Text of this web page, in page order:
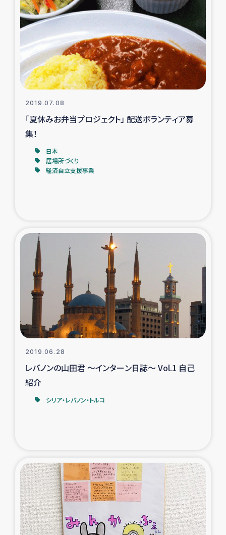
トルコ・シリア地震被災者支援
デニヤヤ小規模紅茶農家支援
コーヒー生産者支援
アイナロ県マウベシ郡でのコーヒー畑改善事業
2019.07.08
「夏休みお弁当プロジェクト」 配送ボランティア募
集！
日本
居場所づくり
経済自立支援事業
2019.06.28
レバノンの山田君 ～インターン日誌～ Vol.1 自己
紹介
シリア・レバノン・トルコ